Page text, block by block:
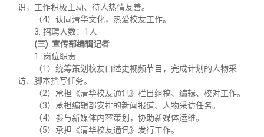
识，工作积极主动、待人热情友善。
（4） 认同清华文化，热爱校友工作。
3. 招聘人数：1人
(三) 宣传部编辑记者
1.
岗位职责
（1） 统筹策划校友口述史视频节目，完成计划的人物采
访、脚本撰写任务。
（2） 承担《清华校友通讯》栏目组稿、编辑、校对工作。
（3） 承担编辑部安排的新闻报道、人物采访任务。
（4） 参与新媒体内容策划，协助新媒体运维。
（5） 承担《清华校友通讯》发行工作。